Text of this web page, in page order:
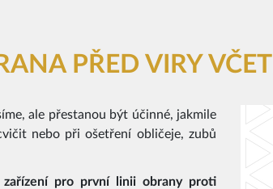
PŘED VIRY
ale přestanou být účinné, jakmile
nebo při ošetření obličeje, zubů
pro první linii obrany proti